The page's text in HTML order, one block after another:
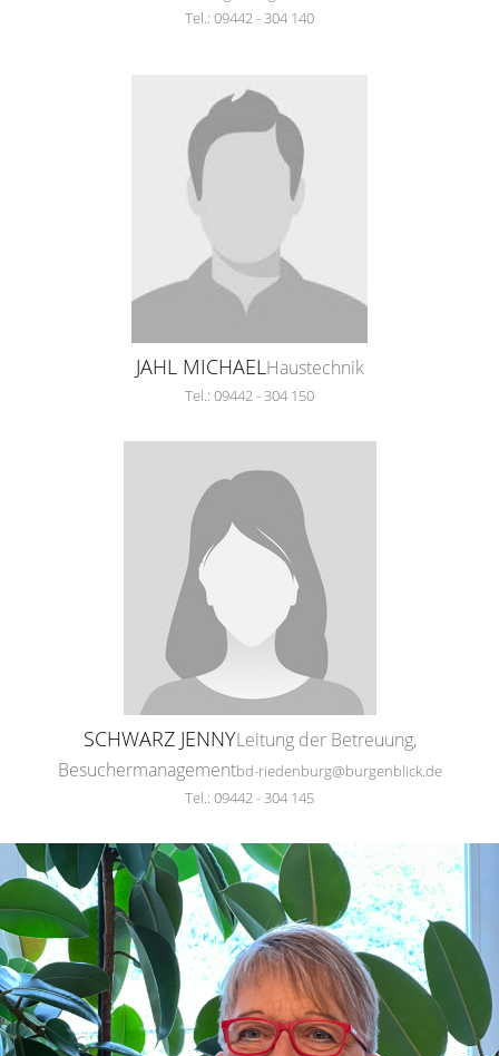
Tel.: 09442 - 304 140
JAHL MICHAELHaustechnik
Tel.: 09442 - 304 150
SCHWARZ JENNYLeitung der Betreuung,
Besuchermanagementbd-riedenburg@burgenblick.de
Tel.: 09442 - 304 145